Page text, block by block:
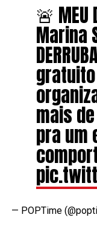
🚨 MEU
Marina
mais de
pra um
— POPTime